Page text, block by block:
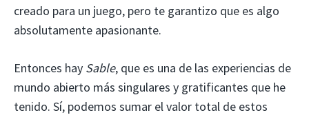
creado para un juego, pero te garantizo que es algo
absolutamente apasionante.
Entonces hay Sable, que es una de las experiencias de
mundo abierto más singulares y gratificantes que he
tenido. Sí, podemos sumar el valor total de estos